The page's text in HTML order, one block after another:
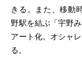
きる。また、移動
野駅を結ぶ「宇野
アート化。オシャ
る。